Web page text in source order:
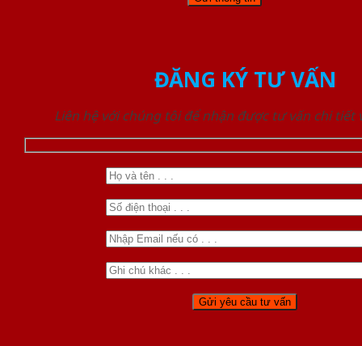
ĐĂNG KÝ TƯ VẤN
Liên hệ với chúng tôi để nhận được tư vấn chi tiết